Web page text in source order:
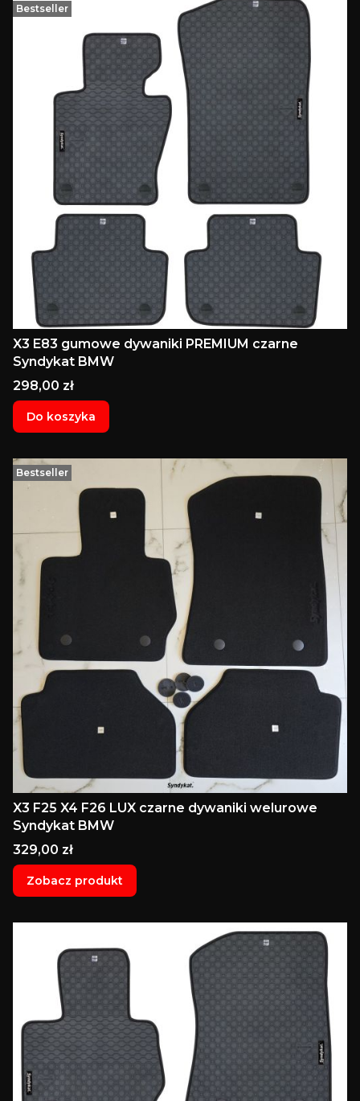
Bestseller
X3 E83 gumowe dywaniki PREMIUM czarne
Syndykat BMW
Cena
298,00 zł
Do koszyka
Bestseller
X3 F25 X4 F26 LUX czarne dywaniki welurowe
Syndykat BMW
Cena
329,00 zł
Zobacz produkt